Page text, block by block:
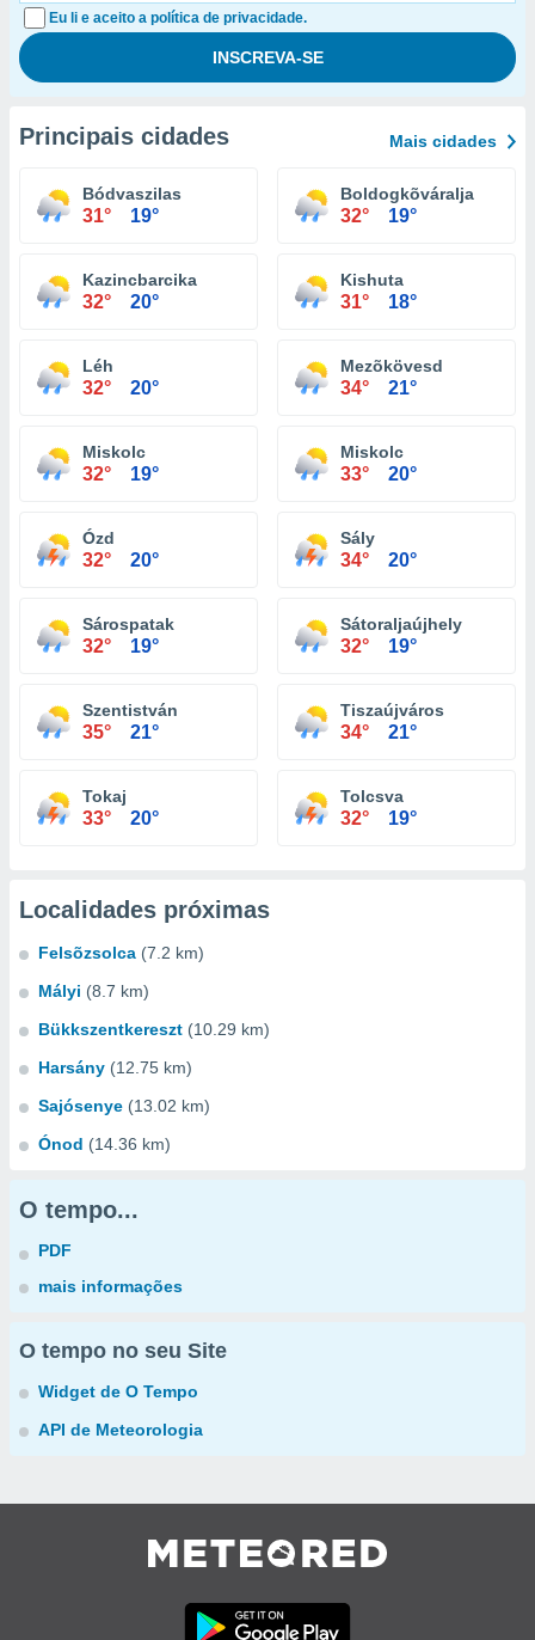
Eu li e aceito a política de privacidade.
Principais cidades Mais cidades
Bódvaszilas
31° 19°
Boldogkõváralja
32° 19°
Kazincbarcika
32° 20°
Kishuta
31° 18°
Léh
32° 20°
Mezõkövesd
34° 21°
Miskolc
32° 19°
Miskolc
33° 20°
Ózd
32° 20°
Sály
34° 20°
Sárospatak
32° 19°
Sátoraljaújhely
32° 19°
Szentistván
35° 21°
Tiszaújváros
34° 21°
Tokaj
33° 20°
Tolcsva
32° 19°
Localidades próximas
Felsõzsolca (7.2 km)
Mályi (8.7 km)
Bükkszentkereszt (10.29 km)
Harsány (12.75 km)
Sajósenye (13.02 km)
Ónod (14.36 km)
O tempo...
PDF
mais informações
O tempo no seu Site
Widget de O Tempo
API de Meteorologia